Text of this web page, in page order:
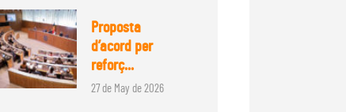
Proposta
d’acord per
reforç...
27 de May de 2026